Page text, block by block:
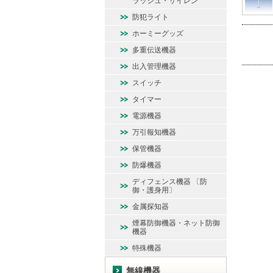
防犯ライト
ホーミーグッズ
多重伝送機器
出入管理機器
スイッチ
タイマー
電源機器
万引報知機器
保管機器
防爆機器
ディフェンス機器 〔防
御・護身用〕
金属探知器
煙幕防御機器・ネット防御
機器
特殊機器
無線機器